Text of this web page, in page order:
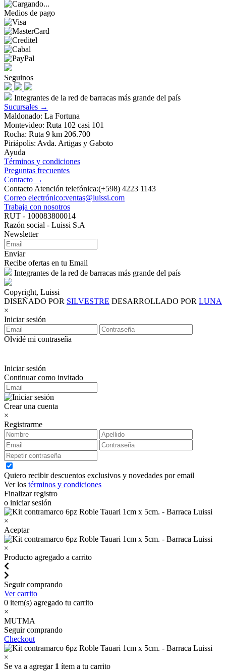
Medios de pago
Seguinos
Integrantes de la red de barracas más grande del país
Sucursales →
Maldonado: La Fortuna
Montevideo: Ruta 102 casi 101
Rocha: Ruta 9 km 206.700
Piriápolis: Avda. Artigas y Gaboto
Ayuda
Términos y condiciones
Preguntas frecuentes
Contacto →
Contacto Atención telefónica:(+598) 4223 1143
Correo electrónico:ventas@luissi.com
Trabaja con nosotros
RUT - 100083800014
Razón social - Luissi S.A
Newsletter
Enviar
Recibe ofertas en tu Email
Integrantes de la red de barracas más grande del país
Copyright, Luissi
DISEÑADO POR SILVESTRE DESARROLLADO POR LUNA
×
Iniciar sesión
Olvidé mi contraseña
Iniciar sesión
Continuar como invitado
Crear una cuenta
×
Registrarme
Quiero recibir descuentos exclusivos y novedades por email
Ver los términos y condiciones
Finalizar registro
o iniciar sesión
×
Aceptar
×
Producto agregado a carrito
Seguir comprando
Ver carrito
0 item(s) agregado tu carrito
×
MUTMA
Seguir comprando
Checkout
×
Se va a agregar 1 ítem a tu carrito